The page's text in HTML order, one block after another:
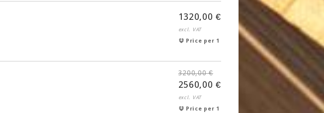
1320,00 €
excl. VAT
Price per 1
3200,00 €
2560,00 €
excl. VAT
Price per 1